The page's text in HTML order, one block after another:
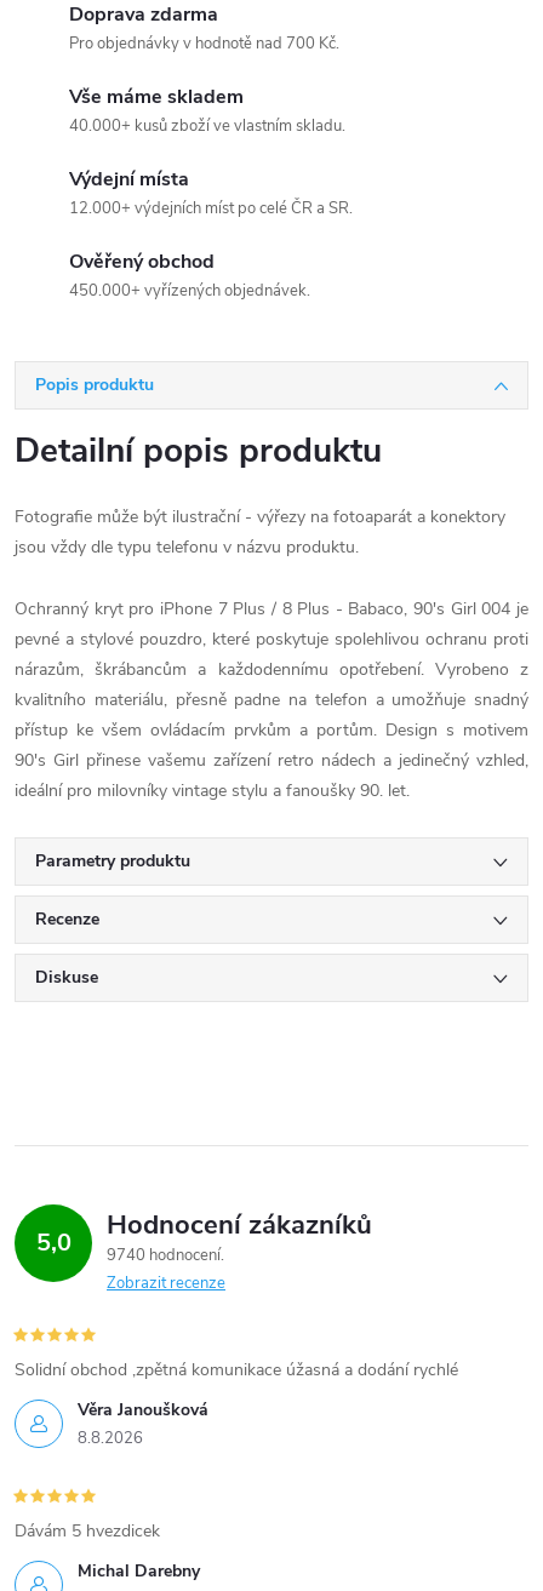
Doprava zdarma
Pro objednávky v hodnotě nad 700 Kč.
Vše máme skladem
40.000+ kusů zboží ve vlastním skladu.
Výdejní místa
12.000+ výdejních míst po celé ČR a SR.
Ověřený obchod
450.000+ vyřízených objednávek.
Popis produktu
Detailní popis produktu
Fotografie může být ilustrační - výřezy na fotoaparát a konektory
jsou vždy dle typu telefonu v názvu produktu.
Ochranný kryt pro iPhone 7 Plus / 8 Plus - Babaco, 90's Girl 004 je
pevné a stylové pouzdro, které poskytuje spolehlivou ochranu proti
nárazům, škrábancům a každodennímu opotřebení. Vyrobeno z
kvalitního materiálu, přesně padne na telefon a umožňuje snadný
přístup ke všem ovládacím prvkům a portům. Design s motivem
90's Girl přinese vašemu zařízení retro nádech a jedinečný vzhled,
ideální pro milovníky vintage stylu a fanoušky 90. let.
Parametry produktu
Recenze
Diskuse
5,0 Hodnocení zákazníků
9740 hodnocení
Zobrazit recenze
Věra Janoušková
8.8.2026
Solidní obchod ,zpětná komunikace úžasná a dodání rychlé
Michal Darebny
Dávám 5 hvezdicek